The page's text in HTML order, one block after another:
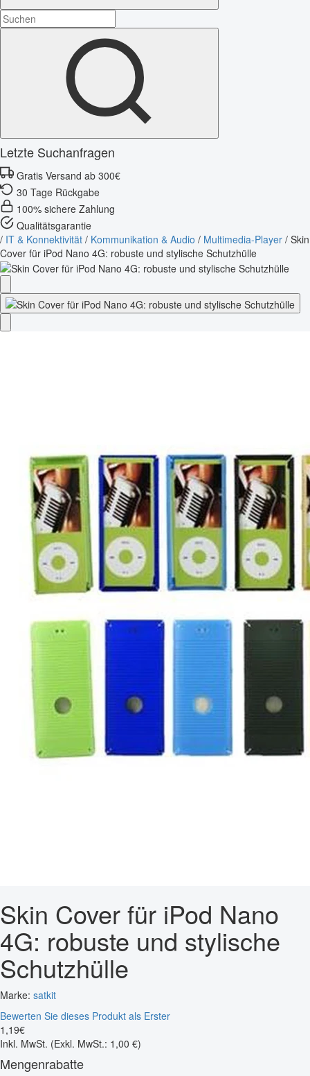
Letzte Suchanfragen
Gratis Versand ab 300€
30 Tage Rückgabe
100% sichere Zahlung
Qualitätsgarantie
/ IT & Konnektivität / Kommunikation & Audio / Multimedia-Player / Skin
Cover für iPod Nano 4G: robuste und stylische Schutzhülle
Skin Cover für iPod Nano
4G: robuste und stylische
Schutzhülle
Marke: satkit
Bewerten Sie dieses Produkt als Erster
1 ,19€
Inkl. MwSt. (Exkl. MwSt.: 1,00 €)
Mengenrabatte